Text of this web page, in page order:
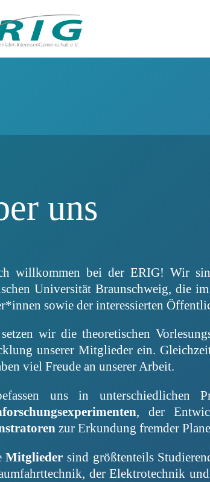
uns
willkommen bei der ERIG! Wir
Universität Braunschweig, die
sowie der interessierten
wir die theoretischen
unserer Mitglieder ein.
viel Freude an unserer Arbeit.
uns in unterschiedlichen
, der
zur Erkundung fremder
Mitglieder sind größtenteils
der Elektrotechnik